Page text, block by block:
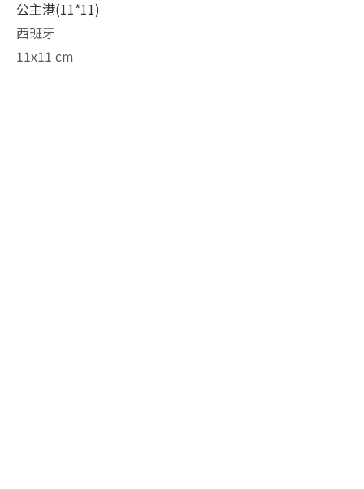
公主港(11*11)
西班牙
11x11 cm